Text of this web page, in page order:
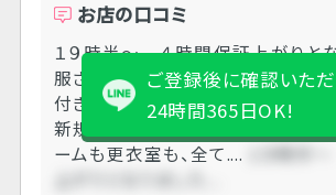
お店の口コミ
１９時半～ ４時間保証上がりと
服さん達は、強面ですが親切でした
付きのロッカーを借りられること
新規オープンされたらしく、お店の
ームも更衣室も、全て....
１９時半
ご登録後に確認いた
24時間365日OK!